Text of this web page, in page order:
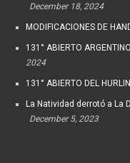
December 18, 2024
MODIFICACIONES DE
131° ABIERTO
2024
131° ABIERTO DEL
La Natividad derrotó a La
December 5, 2023